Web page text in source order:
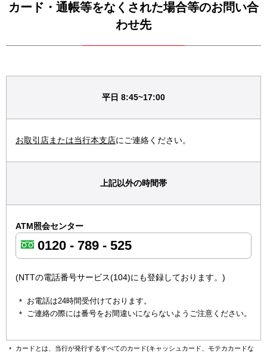
カード・通帳等をなくされた場合等のお問い合
わせ先
平日 8:45~17:00
お取引店または当行本支店にご連絡ください。
上記以外の時間帯
ATM照会センター
0120 - 789 - 525
(NTTの電話番号サービス(104)にも登録しております。)
お電話は24時間受付けております。
ご連絡の際には番号をお間違いにならないようご注意ください。
カードとは、当行が発行するすべてのカード(キャッシュカード、モテカカードな